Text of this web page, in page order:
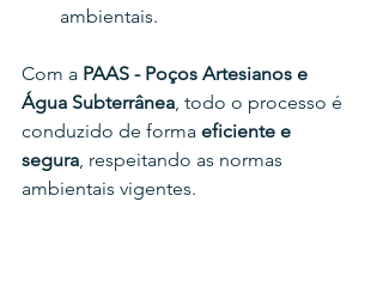
ambientais.
Com a PAAS - Poços Artesianos e
Água Subterrânea, todo o processo é
conduzido de forma eficiente e
segura, respeitando as normas
ambientais vigentes.